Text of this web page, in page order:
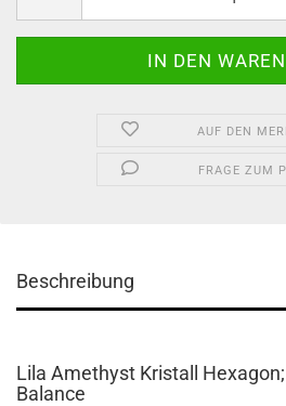
AUF DEN
FRAGE ZUM
Beschreibung
Lila Amethyst Kristall
Balance